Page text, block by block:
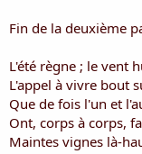
Fin de la deuxième
L'été règne ; le vent
L'appel à vivre bout
Que de fois l'un et
Ont, corps à corps,
Maintes vignes là-